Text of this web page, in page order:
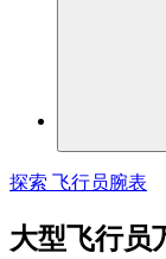
探索 飞行员腕表
大型飞行员